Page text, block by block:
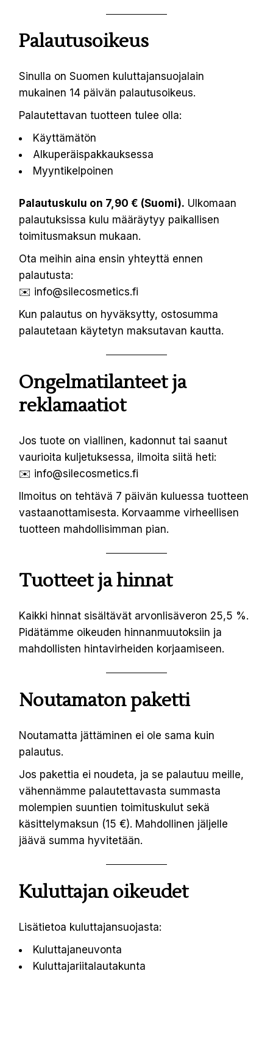
Palautusoikeus
Sinulla on Suomen kuluttajansuojalain
mukainen 14 päivän palautusoikeus.
Palautettavan tuotteen tulee olla:
Käyttämätön
Alkuperäispakkauksessa
Myyntikelpoinen
Palautuskulu on 7,90 € (Suomi). Ulkomaan
palautuksissa kulu määräytyy paikallisen
toimitusmaksun mukaan.
Ota meihin aina ensin yhteyttä ennen
palautusta:
✉️ info@silecosmetics.fi
Kun palautus on hyväksytty, ostosumma
palautetaan käytetyn maksutavan kautta.
Ongelmatilanteet ja
reklamaatiot
Jos tuote on viallinen, kadonnut tai saanut
vaurioita kuljetuksessa, ilmoita siitä heti:
✉️ info@silecosmetics.fi
Ilmoitus on tehtävä 7 päivän kuluessa tuotteen
vastaanottamisesta. Korvaamme virheellisen
tuotteen mahdollisimman pian.
Tuotteet ja hinnat
Kaikki hinnat sisältävät arvonlisäveron 25,5 %.
Pidätämme oikeuden hinnanmuutoksiin ja
mahdollisten hintavirheiden korjaamiseen.
Noutamaton paketti
Noutamatta jättäminen ei ole sama kuin
palautus.
Jos pakettia ei noudeta, ja se palautuu meille,
vähennämme palautettavasta summasta
molempien suuntien toimituskulut sekä
käsittelymaksun (15 €). Mahdollinen jäljelle
jäävä summa hyvitetään.
Kuluttajan oikeudet
Lisätietoa kuluttajansuojasta:
Kuluttajaneuvonta
Kuluttajariitalautakunta